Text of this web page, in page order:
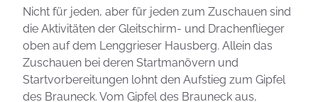
Nicht für jeden, aber für jeden zum Zuschauen sind
die Aktivitäten der Gleitschirm- und Drachenflieger
oben auf dem Lenggrieser Hausberg. Allein das
Zuschauen bei deren Startmanövern und
Startvorbereitungen lohnt den Aufstieg zum Gipfel
des Brauneck. Vom Gipfel des Brauneck aus,